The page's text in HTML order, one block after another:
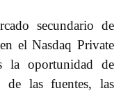
secundario de
el Nasdaq Private
la oportunidad de
de las fuentes, las